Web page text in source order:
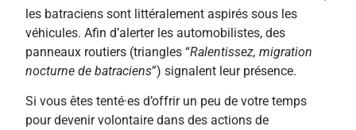
les batraciens sont littéralement aspirés sous les
véhicules. Afin d’alerter les automobilistes, des
panneaux routiers (triangles “Ralentissez, migration
nocturne de batraciens”) signalent leur présence.
Si vous êtes tenté·es d’offrir un peu de votre temps
pour devenir volontaire dans des actions de